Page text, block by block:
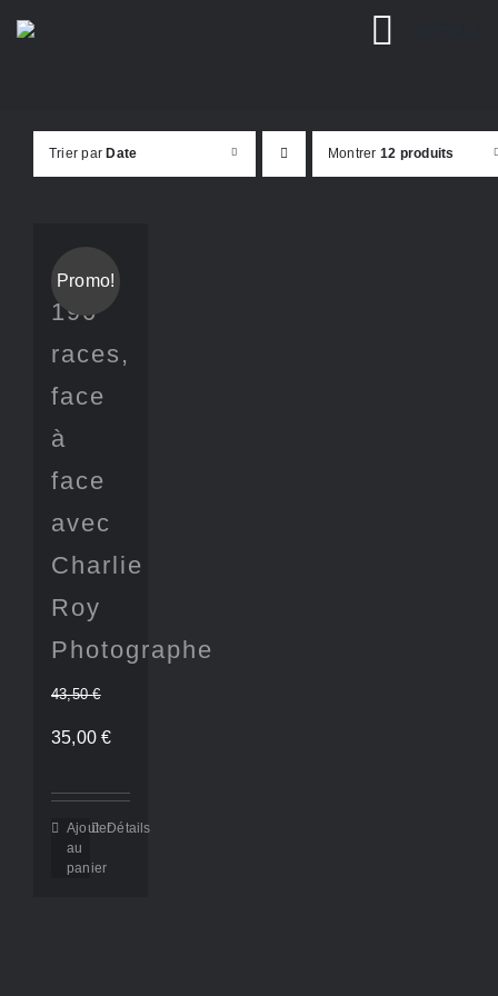
Passer
Trier par Date Montrer 12 produits
Promo!
190
races,
face
à
face
avec
Charlie
Roy
Photographe
43,50€
Le
initial
était :
35,00€Le
actuel
Ajouter
au
panier
Détails